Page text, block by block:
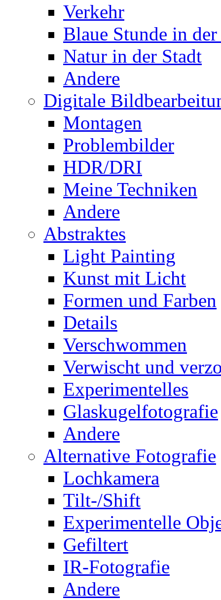
Verkehr
Blaue Stunde in
Natur in der Stadt
Andere
Digitale
Montagen
Problembilder
HDR/DRI
Meine Techniken
Andere
Abstraktes
Light Painting
Kunst mit Licht
Formen und Farben
Details
Verschwommen
Verwischt und
Experimentelles
Glaskugelfotografie
Andere
Alternative Fotografie
Lochkamera
Tilt-/Shift
Experimentelle
Gefiltert
IR-Fotografie
Andere